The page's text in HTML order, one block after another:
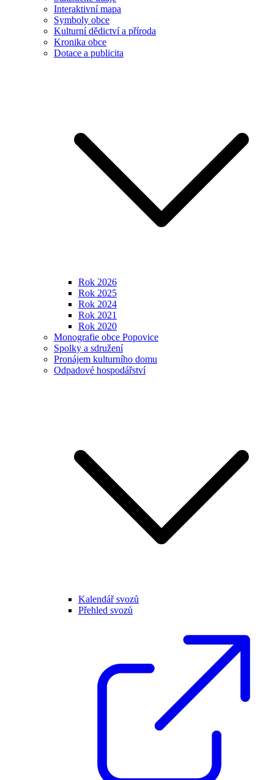
Interaktivní mapa
Symboly obce
Kulturní dědictví a příroda
Kronika obce
Dotace a publicita
Rok 2026
Rok 2025
Rok 2024
Rok 2021
Rok 2020
Monografie obce Popovice
Spolky a sdružení
Pronájem kulturního domu
Odpadové hospodářství
Kalendář svozů
Přehled svozů